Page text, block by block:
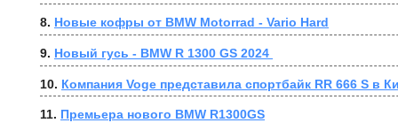
8. Новые кофры от BMW Motorrad - Vario Hard
9. Новый гусь - BMW R 1300 GS 2024
10. Компания Voge представила спортбайк RR 666 S в
11. Премьера нового BMW R1300GS